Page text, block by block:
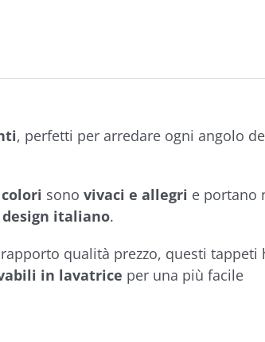
, perfetti per arredare ogni angolo
sono vivaci e allegri e portano
design italiano.
qualità prezzo, questi tappeti
in lavatrice per una più facile